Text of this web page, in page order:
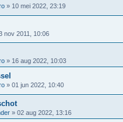
» 10 mei 2022, 23:19
nov 2011, 10:06
» 16 aug 2022, 10:03
» 01 jun 2022, 10:40
» 02 aug 2022, 13:16